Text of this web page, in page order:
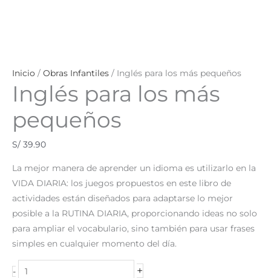
Inicio / Obras Infantiles / Inglés para los más pequeños
Inglés para los más
pequeños
S/ 39.90
La mejor manera de aprender un idioma es utilizarlo en la
VIDA DIARIA: los juegos propuestos en este libro de
actividades están diseñados para adaptarse lo mejor
posible a la RUTINA DIARIA, proporcionando ideas no solo
para ampliar el vocabulario, sino también para usar frases
simples en cualquier momento del día.
- +